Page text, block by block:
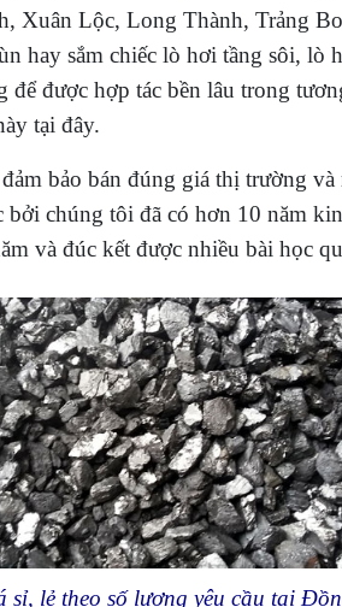
Xuân Lộc, Long Thành, Trảng
hay sắm chiếc lò hơi tầng sôi,
để được hợp tác bền lâu trong
tại đây.
bảo bán đúng giá thị trường
bởi chúng tôi đã có hơn 10 năm
và đúc kết được nhiều bài học
sỉ, lẻ theo số lượng yêu cầu tại